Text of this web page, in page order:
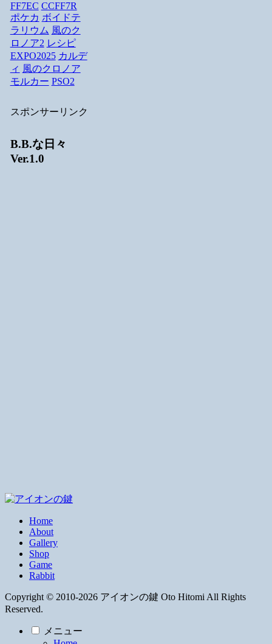
FF7EC CCFF7R
ポケカ ボイドテ
ラリウム 風のク
ロノア2 レシピ
EXPO2025 カルデ
ィ 風のクロノア
モルカー PSO2
スポンサーリンク
B.B.な日々
Ver.1.0
Home
About
Gallery
Shop
Game
Rabbit
Copyright © 2010-2026 アイオンの鍵 Oto Hitomi All Rights
Reserved.
メニュー